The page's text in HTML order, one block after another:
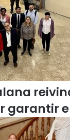
garantir